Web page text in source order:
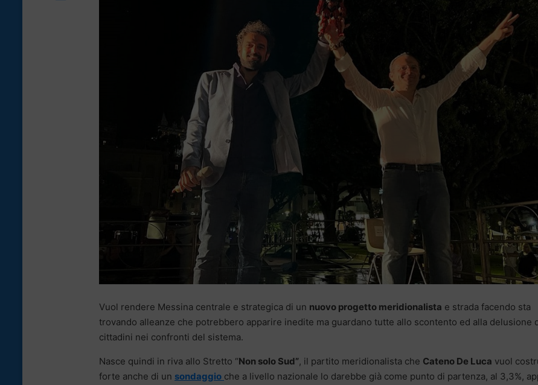
Vuol rendere Messina centrale e strategica di un nuovo progetto meridionalista e strada facendo sta
trovando alleanze che potrebbero apparire inedite ma guardano tutte allo scontento ed alla delusione
cittadini nei confronti del sistema.
Nasce quindi in riva allo Stretto “Non solo Sud”, il partito meridionalista che Cateno De Luca vuol
forte anche di un sondaggio che a livello nazionale lo darebbe già come punto di partenza, al 3,3%,